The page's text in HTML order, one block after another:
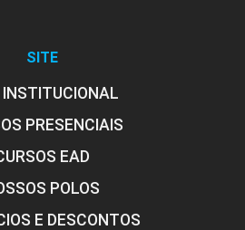
SITE
INSTITUCIONAL
PRESENCIAIS
EAD
POLOS
E DESCONTOS